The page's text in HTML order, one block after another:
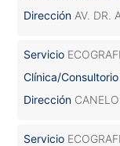
Dirección AV. DR.
Servicio
Clínica/Consultorio
Dirección
Servicio